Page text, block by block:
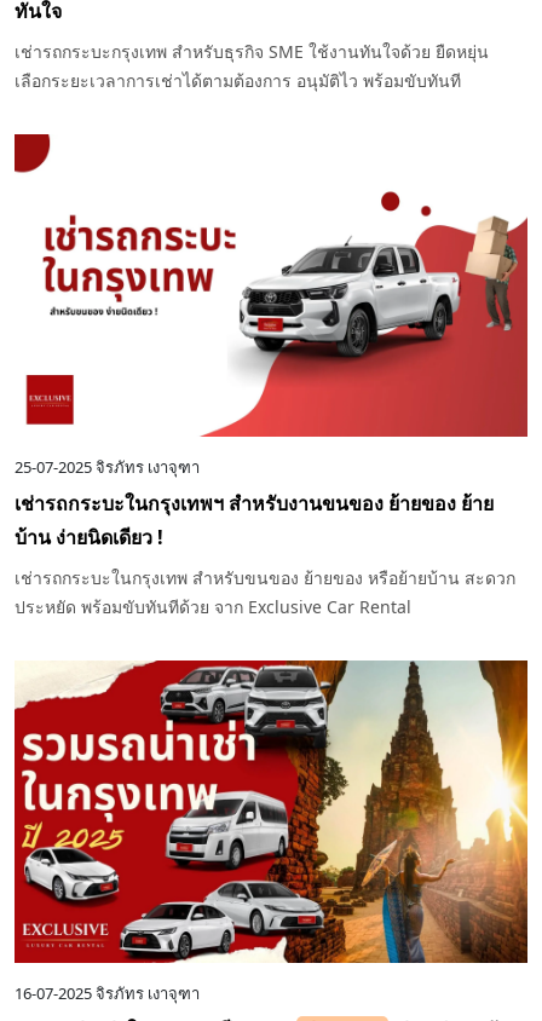
ทันใจ
เช่ารถกระบะกรุงเทพ สำหรับธุรกิจ SME ใช้งานทันใจด้วย ยืดหยุ่น
เลือกระยะเวลาการเช่าได้ตามต้องการ อนุมัติไว พร้อมขับทันที
25-07-2025จิรภัทร เงาจุฑา
เช่ารถกระบะในกรุงเทพฯ สำหรับงานขนของ ย้ายของ ย้าย
บ้าน ง่ายนิดเดียว !
เช่ารถกระบะในกรุงเทพ สำหรับขนของ ย้ายของ หรือย้ายบ้าน สะดวก
ประหยัด พร้อมขับทันทีด้วย จาก Exclusive Car Rental
16-07-2025จิรภัทร เงาจุฑา